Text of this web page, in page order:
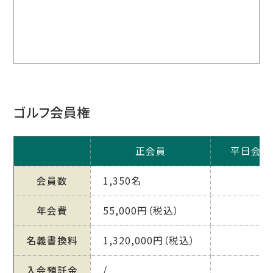
ゴルフ会員権
正会員 平日会員
会員数 1,350名
年会費 55,000円（税込）
名義書換料 1,320,000円（税込）